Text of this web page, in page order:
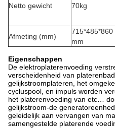
Netto gewicht 70kg
Afmeting (mm)
715*485*860
mm
Eigenschappen
De elektroplaterenvoeding
verscheidenheid van
gelijkstroomplateren, het
cycluspool, en impuls worden
het platerenvoeding van etc…
gelijkstroom-de
geleidelijk aan vervangen van
samengestelde platerende